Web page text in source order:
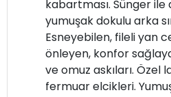
kabartması. Sünger
yumuşak dokulu arka
Esneyebilen, fileli yan
önleyen, konfor
ve omuz askıları.
fermuar elcikleri.